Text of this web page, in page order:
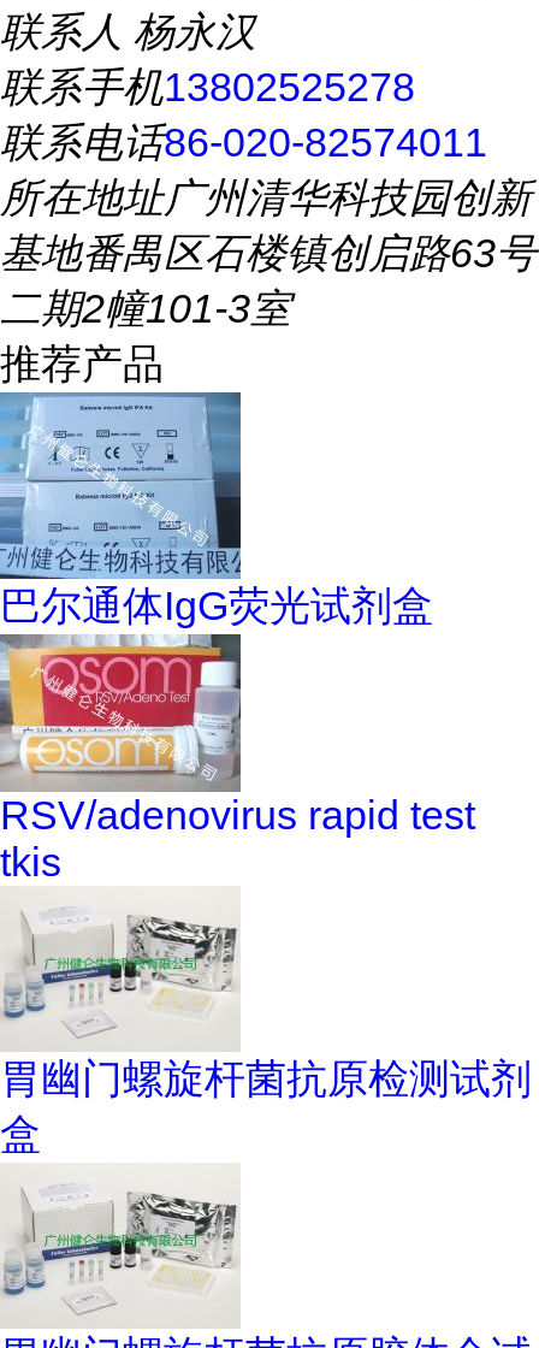
联系人 杨永汉
联系手机13802525278
联系电话86-020-82574011
所在地址广州清华科技园创新
基地番禺区石楼镇创启路63号
二期2幢101-3室
推荐产品
巴尔通体IgG荧光试剂盒
RSV/adenovirus rapid test
tkis
胃幽门螺旋杆菌抗原检测试剂
盒